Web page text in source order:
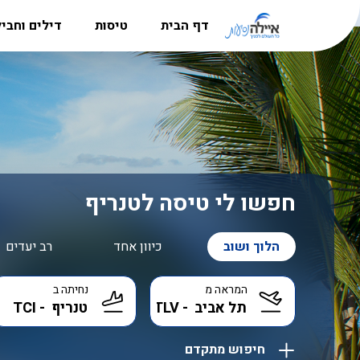
דף הבית
מדריך היעדים
הרשמה למשלחות לפולין
סניפים
אודות
דרושים
טיסות
טיסות לאירופה
טיסות לבוקרשט
טיסות לאתונה
טיסות לבודפשט
טיסות לבאקו
דילים
חבילות
דילים
חבילות
דילים
דילים
חפשו לי טיסה לטנריף
הלוך ושוב כיוון אחד רב יעדים
המראה מ נחיתה ב